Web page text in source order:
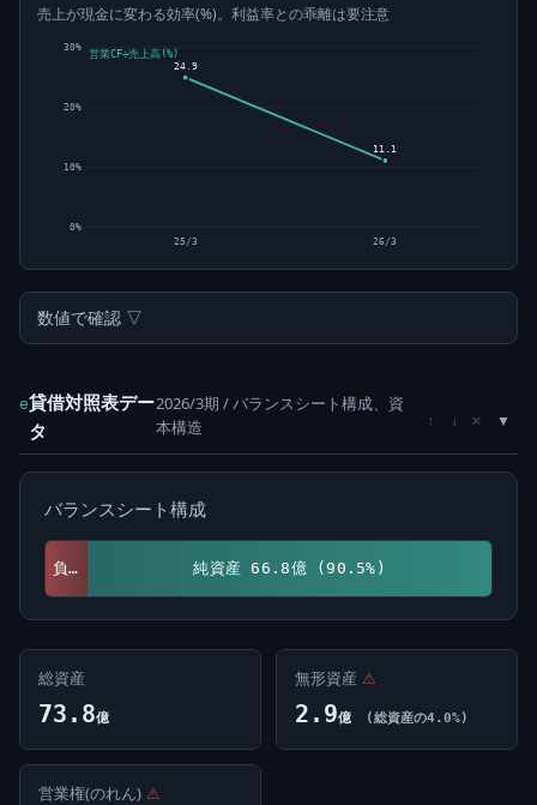
売上が現金に変わる効率(%)。利益率との乖離は要注意
0%
10%
20%
30%
24.9
25/3
11.1
26/3
営業CF÷売上高(%)
数値で確認 ▽
e貸借対照表デー
タ
2026/3期 / バランスシート構成、資
本構造
↑ ↓ ×
バランスシート構成
負債 7.0億 (9.5%) 純資産 66.8億 (90.5%)
総資産
73.8億
無形資産 ⚠
2.9億 (総資産の4.0%)
営業権(のれん) ⚠